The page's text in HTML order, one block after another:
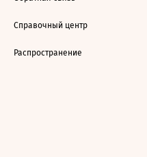
Справочный центр
Распространение